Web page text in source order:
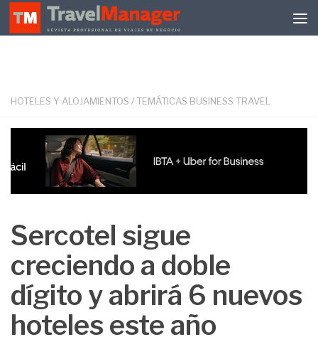
Debajo del contenido
HOTELES Y ALOJAMIENTOS / TEMÁTICAS BUSINESS TRAVEL
Sercotel sigue
creciendo a doble
dígito y abrirá 6 nuevos
hoteles este año